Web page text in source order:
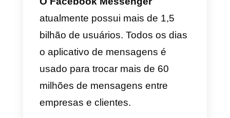
Comprar agora à sua
conta do Messenger
Como gerar novos chats
no Messenger com
clientes em potencial
Facebook Messenger:
até mesmo o seu e-
commerce pode